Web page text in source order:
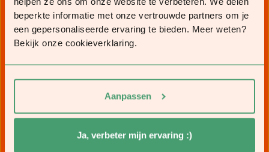
beperkte informatie met onze vertrouwde partners om je
een gepersonaliseerde ervaring te bieden. Meer weten?
Bekijk onze cookieverklaring.
Aanpassen
Ja, verbeter mijn ervaring :)